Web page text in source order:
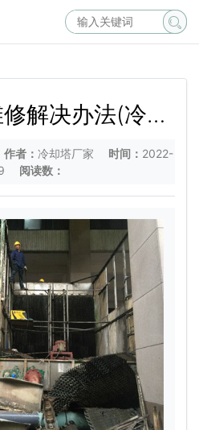
解决办法(冷却
清理方法)
作者： 冷却塔厂家 时间： 2022-
阅读数：